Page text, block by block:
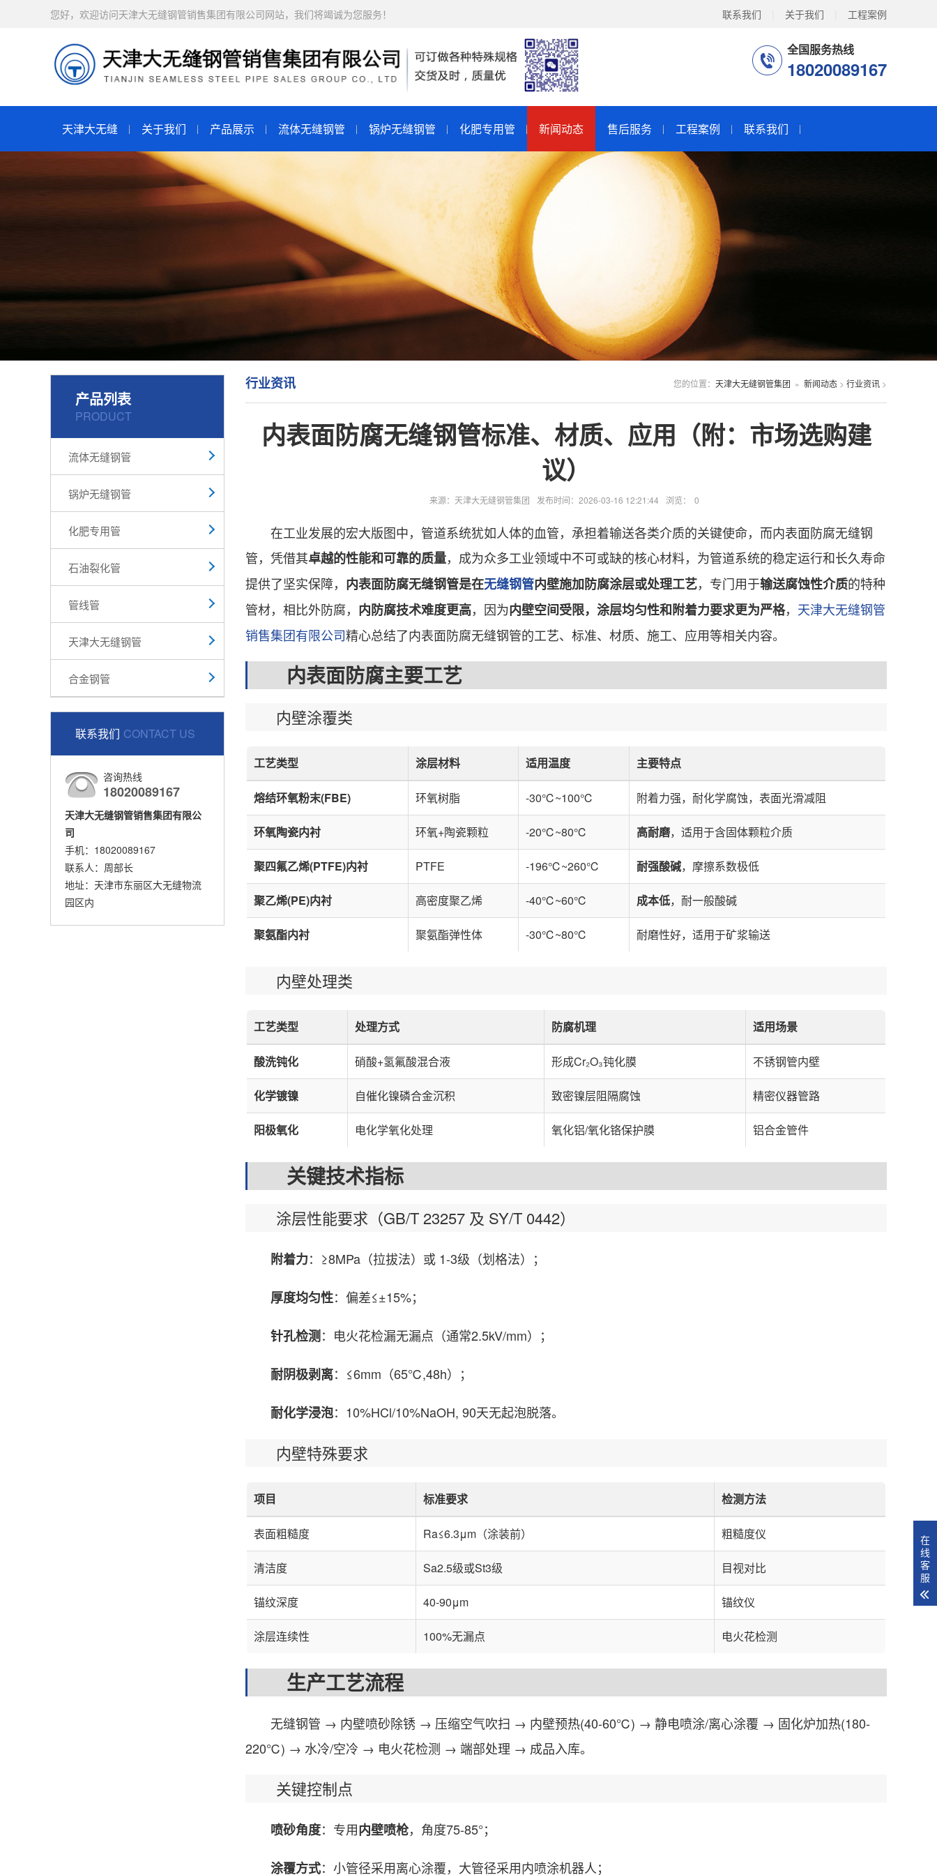
联系我们 关于我们 工程案例
您好，欢迎访问天津大无缝钢管销售集团有限公司网站，我们将竭诚为您服务！
全国服务热线
18020089167
天津大无缝 关于我们 产品展示 流体无缝钢管 锅炉无缝钢管 化肥专用管 新闻动态 售后服务 工程案例 联系我们
产品列表
PRODUCT
流体无缝钢管
锅炉无缝钢管
化肥专用管
石油裂化管
管线管
天津大无缝钢管
合金钢管
联系我们 CONTACT US
咨询热线
18020089167
天津大无缝钢管销售集团有限公
司
手机：18020089167
联系人：周部长
地址：天津市东丽区大无缝物流
园区内
您的位置： 天津大无缝钢管集团 » 新闻动态 > 行业资讯 >
行业资讯
内表面防腐无缝钢管标准、材质、应用（附：市场选购建
议）
来源：天津大无缝钢管集团 发布时间：2026-03-16 12:21:44 浏览： 0
在工业发展的宏大版图中，管道系统犹如人体的血管，承担着输送各类介质的关键使命，而内表面防腐无缝钢
管，凭借其卓越的性能和可靠的质量，成为众多工业领域中不可或缺的核心材料，为管道系统的稳定运行和长久寿命
提供了坚实保障， 内表面防腐无缝钢管是在无缝钢管内壁施加防腐涂层或处理工艺，专门用于输送腐蚀性介质的特种
管材，相比外防腐， 内防腐技术难度更高，因为内壁空间受限，涂层均匀性和附着力要求更为严格， 天津大无缝钢管
销售集团有限公司精心总结了内表面防腐无缝钢管的工艺、标准、材质、施工、应用等相关内容。
内表面防腐主要工艺
内壁涂覆类
工艺类型 涂层材料 适用温度 主要特点
熔结环氧粉末(FBE) 环氧树脂 -30℃~100℃ 附着力强，耐化学腐蚀，表面光滑减阻
环氧陶瓷内衬 环氧+陶瓷颗粒 -20℃~80℃ 高耐磨，适用于含固体颗粒介质
聚四氟乙烯(PTFE)内衬 PTFE -196℃~260℃ 耐强酸碱，摩擦系数极低
聚乙烯(PE)内衬 高密度聚乙烯 -40℃~60℃ 成本低，耐一般酸碱
聚氨酯内衬 聚氨酯弹性体 -30℃~80℃ 耐磨性好，适用于矿浆输送
内壁处理类
工艺类型 处理方式 防腐机理 适用场景
酸洗钝化 硝酸+氢氟酸混合液 形成Cr₂O₃钝化膜 不锈钢管内壁
化学镀镍 自催化镍磷合金沉积 致密镍层阻隔腐蚀 精密仪器管路
阳极氧化 电化学氧化处理 氧化铝/氧化铬保护膜 铝合金管件
关键技术指标
涂层性能要求（GB/T 23257 及 SY/T 0442）
附着力：≥8MPa（拉拔法）或 1-3级（划格法）；
厚度均匀性：偏差≤±15%；
针孔检测：电火花检漏无漏点（通常2.5kV/mm）；
耐阴极剥离：≤6mm（65℃,48h）；
耐化学浸泡：10%HCl/10%NaOH, 90天无起泡脱落。
内壁特殊要求
项目 标准要求 检测方法
表面粗糙度 Ra≤6.3μm（涂装前） 粗糙度仪
清洁度 Sa2.5级或St3级 目视对比
锚纹深度 40-90μm 锚纹仪
涂层连续性 100%无漏点 电火花检测
生产工艺流程
无缝钢管 → 内壁喷砂除锈 → 压缩空气吹扫 → 内壁预热(40-60℃) → 静电喷涂/离心涂覆 → 固化炉加热(180-
220℃) → 水冷/空冷 → 电火花检测 → 端部处理 → 成品入库。
关键控制点
喷砂角度：专用内壁喷枪，角度75-85°；
涂覆方式：小管径采用离心涂覆，大管径采用内喷涂机器人；
在
线
客
服